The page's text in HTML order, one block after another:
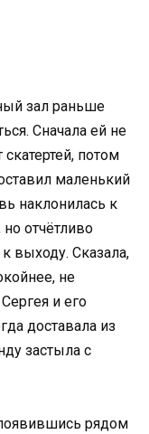
зал раньше
Сначала ей не
потом
маленький
наклонилась к
отчётливо
выходу. Сказала,
не
и его
доставала из
застыла с
рядом